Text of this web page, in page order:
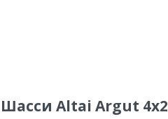
Шасси Altai Argut 4х2